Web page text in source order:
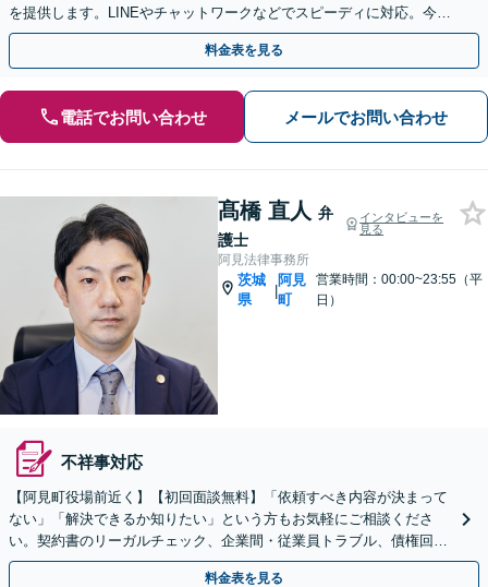
を提供します。LINEやチャットワークなどでスピーディに対応。今後
問題となりそうな経営課題までご相談を承ります
料金表を見る
電話でお問い合わせ メールでお問い合わせ
髙橋 直人 弁
護士
インタビューを
見る
阿見法律事務所
茨城
県
|
阿見
町
営業時間：00:00~23:55（平
日）
不祥事対応
【阿見町役場前近く】【初回面談無料】「依頼すべき内容が決まって
ない」「解決できるか知りたい」という方もお気軽にご相談くださ
い。契約書のリーガルチェック、企業間・従業員トラブル、債権回収
など【顧問契約可能】
料金表を見る